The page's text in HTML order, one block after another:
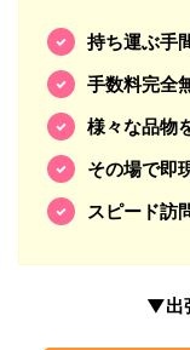
持ち運ぶ手
手数料完全
様々な品物
その場で即
スピード訪
▼出